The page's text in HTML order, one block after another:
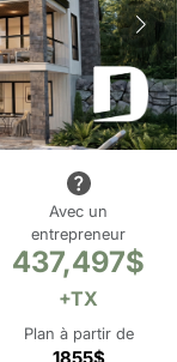
Avec un
entrepreneur
437,497$
+TX
Plan à partir de
1855$